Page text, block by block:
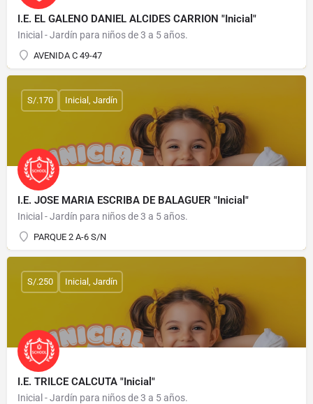
I.E. EL GALENO DANIEL ALCIDES CARRION "Inicial"
Inicial - Jardín para niños de 3 a 5 años.
AVENIDA C 49-47
I.E. JOSE MARIA ESCRIBA DE BALAGUER "Inicial"
Inicial - Jardín para niños de 3 a 5 años.
PARQUE 2 A-6 S/N
S/.170 Inicial, Jardín
I.E. TRILCE CALCUTA "Inicial"
Inicial - Jardín para niños de 3 a 5 años.
S/.250 Inicial, Jardín